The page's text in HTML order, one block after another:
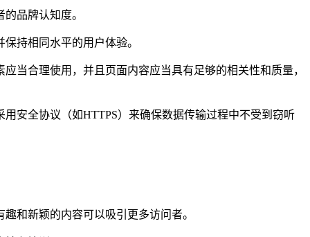
品牌认知度。
持相同水平的用户体验。
当合理使用，并且页面内容应当具有足够的相关性和质量，
安全协议（如HTTPS）来确保数据传输过程中不受到窃听
和新颖的内容可以吸引更多访问者。